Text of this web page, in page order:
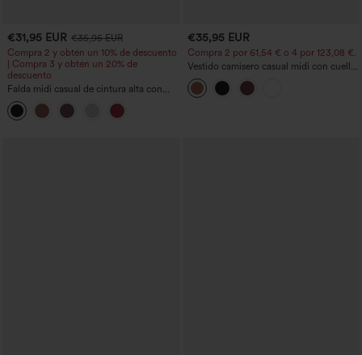
€31,95 EUR €35,95 EUR
Compra 2 y obtén un 10% de descuento
| Compra 3 y obtén un 20% de
descuento
Falda midi casual de cintura alta con
control abdominal, fruncida, bajo curvo,
2 en 1 en forro polar y PU
€35,95 EUR
Compra 2 por 61,54 € o 4 por 123,08 €.
Vestido camisero casual midi con cuello,
mangas casquillo, cinturón, dobladillo
curvo con abertura y bolsillos